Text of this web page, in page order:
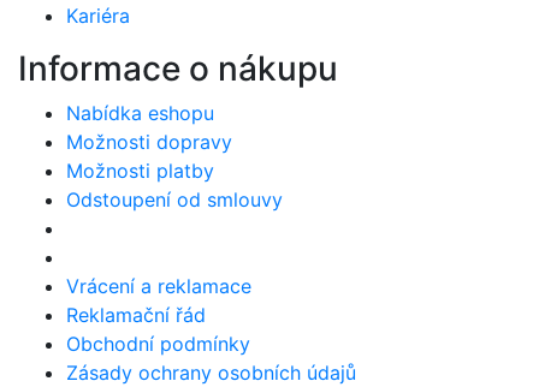
Kariéra
Informace o nákupu
Nabídka eshopu
Možnosti dopravy
Možnosti platby
Odstoupení od smlouvy
Vrácení a reklamace
Reklamační řád
Obchodní podmínky
Zásady ochrany osobních údajů